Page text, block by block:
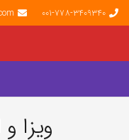
001-778-3409340
ویزا